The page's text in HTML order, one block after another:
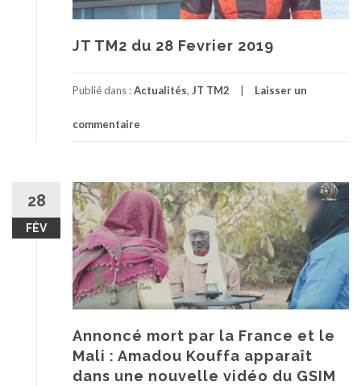
JT TM2 du 28 Fevrier 2019
Publié dans :Actualités, JT TM2 Laisser un
commentaire
28
FÉV
Annoncé mort par la France et le
Mali : Amadou Kouffa apparaît
dans une nouvelle vidéo du GSIM